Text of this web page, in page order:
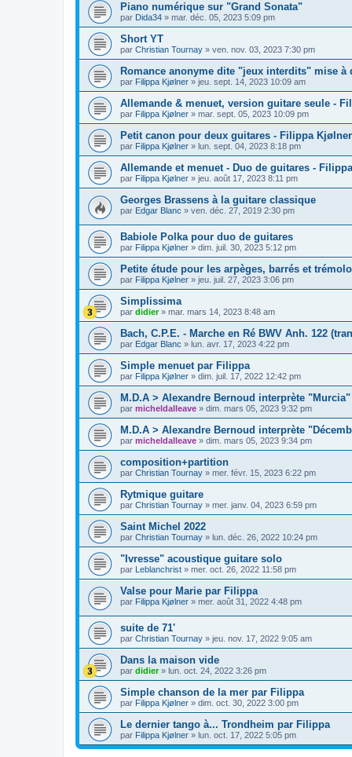
Piano numérique sur "Grand Sonata"
par Dida34 » mar. déc. 05, 2023 5:09 pm
Short YT
par Christian Tournay » ven. nov. 03, 2023 7:30 pm
Romance anonyme dite "jeux interdits" mise
par Filippa Kjølner » jeu. sept. 14, 2023 10:09 am
Allemande & menuet, version guitare seule -
par Filippa Kjølner » mar. sept. 05, 2023 10:09 pm
Petit canon pour deux guitares - Filippa Kjølner
par Filippa Kjølner » lun. sept. 04, 2023 8:18 pm
Allemande et menuet - Duo de guitares -
par Filippa Kjølner » jeu. août 17, 2023 8:11 pm
Georges Brassens à la guitare classique
par Edgar Blanc » ven. déc. 27, 2019 2:30 pm
Babiole Polka pour duo de guitares
par Filippa Kjølner » dim. juil. 30, 2023 5:12 pm
Petite étude pour les arpèges, barrés et
par Filippa Kjølner » jeu. juil. 27, 2023 3:06 pm
Simplissima
par didier» mar. mars 14, 2023 8:48 am
Bach, C.P.E. - Marche en Ré BWV Anh. 122
par Edgar Blanc » lun. avr. 17, 2023 4:22 pm
Simple menuet par Filippa
par Filippa Kjølner » dim. juil. 17, 2022 12:42 pm
M.D.A > Alexandre Bernoud interprète
par micheldalleave » dim. mars 05, 2023 9:32 pm
M.D.A > Alexandre Bernoud interprète
par micheldalleave » dim. mars 05, 2023 9:34 pm
composition+partition
par Christian Tournay » mer. févr. 15, 2023 6:22 pm
Rytmique guitare
par Christian Tournay » mer. janv. 04, 2023 6:59 pm
Saint Michel 2022
par Christian Tournay » lun. déc. 26, 2022 10:24 pm
"Ivresse" acoustique guitare solo
par Leblanchrist » mer. oct. 26, 2022 11:58 pm
Valse pour Marie par Filippa
par Filippa Kjølner » mer. août 31, 2022 4:48 pm
suite de 71'
par Christian Tournay » jeu. nov. 17, 2022 9:05 am
Dans la maison vide
par didier» lun. oct. 24, 2022 3:26 pm
Simple chanson de la mer par Filippa
par Filippa Kjølner » dim. oct. 30, 2022 3:00 pm
Le dernier tango à... Trondheim par Filippa
par Filippa Kjølner » lun. oct. 17, 2022 5:05 pm